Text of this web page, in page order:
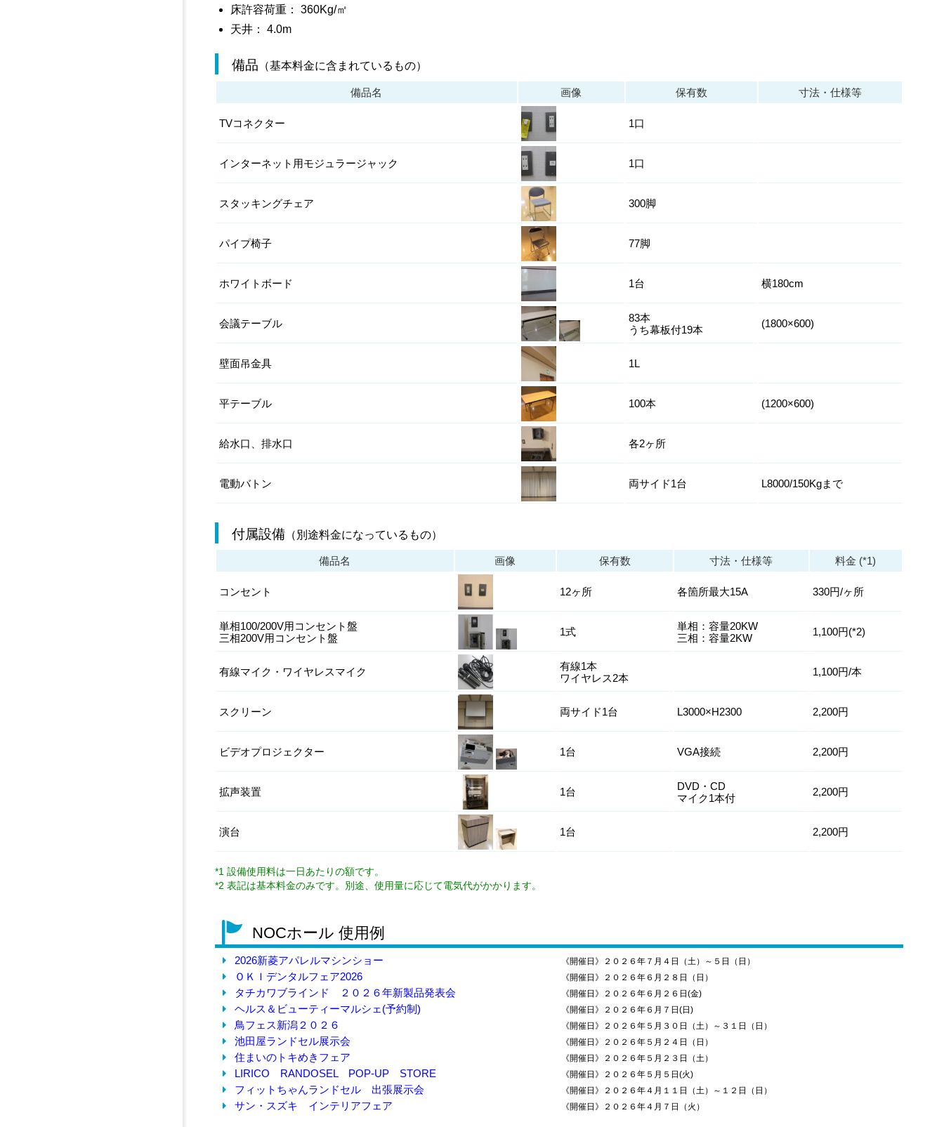
床許容荷重： 360Kg/㎡
天井： 4.0m
備品 （基本料金に含まれているもの）
備品名 画像 保有数 寸法・仕様等
TVコネクター 1口
インターネット用モジュラージャック 1口
スタッキングチェア 300脚
パイプ椅子 77脚
ホワイトボード 1台 横180cm
会議テーブル
83本
うち幕板付19本
(1800×600)
壁面吊金具 1L
平テーブル 100本 (1200×600)
給水口、排水口 各2ヶ所
電動バトン 両サイド1台 L8000/150Kgまで
付属設備（別途料金になっているもの）
備品名 画像 保有数 寸法・仕様等 料金 (*1)
コンセント 12ヶ所 各箇所最大15A 330円/ヶ所
単相100/200V用コンセント盤
三相200V用コンセント盤
1式
単相：容量20KW
三相：容量2KW
1,100円(*2)
有線マイク・ワイヤレスマイク
有線1本
ワイヤレス2本
1,100円/本
スクリーン 両サイド1台 L3000×H2300 2,200円
ビデオプロジェクター 1台 VGA接続 2,200円
拡声装置 1台
DVD・CD
マイク1本付
2,200円
演台 1台 2,200円
*1 設備使用料は一日あたりの額です。
*2 表記は基本料金のみです。別途、使用量に応じて電気代がかかります。
NOCホール 使用例
2026新菱アパレルマシンショー 《開催日》 ２０２６年７月４日（土）～５日（日）
ＯＫＩデンタルフェア2026 《開催日》 ２０２６年６月２８日（日）
タチカワブラインド ２０２６年新製品発表会 《開催日》 ２０２６年６月２６日(金)
ヘルス＆ビューティーマルシェ(予約制) 《開催日》 ２０２６年６月７日(日)
鳥フェス新潟２０２６ 《開催日》 ２０２６年５月３０日（土）～３１日（日）
池田屋ランドセル展示会 《開催日》 ２０２６年５月２４日（日）
住まいのトキめきフェア 《開催日》 ２０２６年５月２３日（土）
LIRICO RANDOSEL POP-UP STORE 《開催日》 ２０２６年５月５日(火)
フィットちゃんランドセル 出張展示会 《開催日》 ２０２６年４月１１日（土）～１２日（日）
サン・スズキ インテリアフェア 《開催日》 ２０２６年４月７日（火）